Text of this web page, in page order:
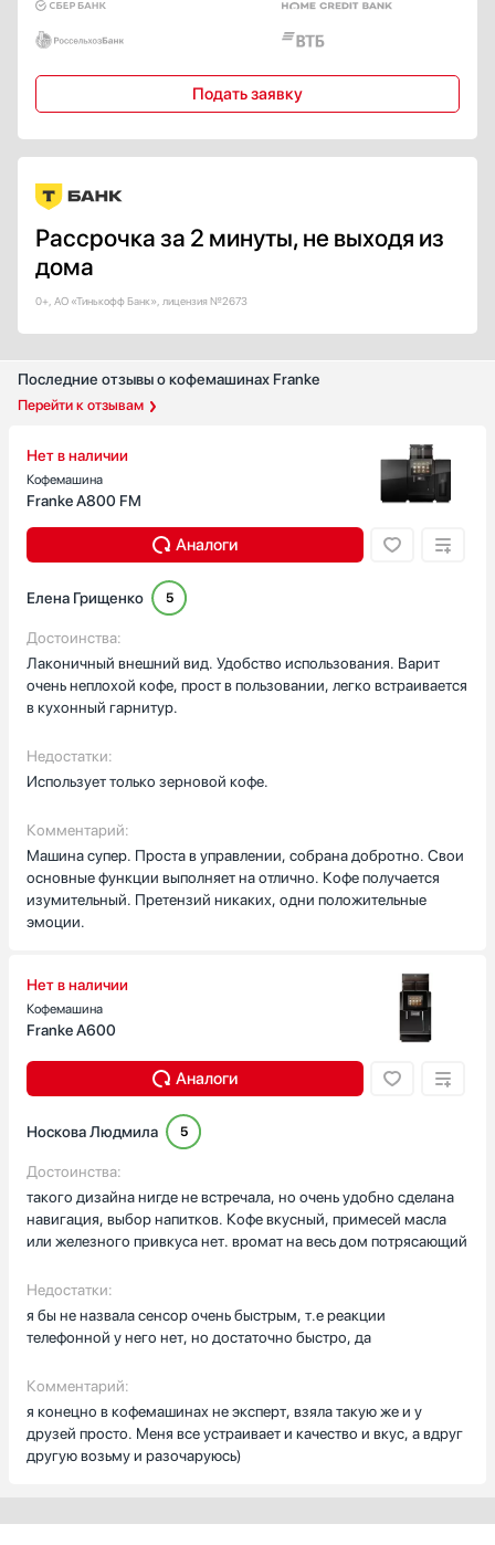
Классика
Показать все
Евросоюз
Италия
Китай
Показать все
Гарантия, мес
Подать заявку
Рассрочка за 2 минуты, не выходя из
дома
0+, АО «Тинькофф Банк», лицензия №2673
Последние отзывы о кофемашинах Franke
Перейти к отзывам
Нет в наличии
Кофемашина
Franke A800 FM
Аналоги
Елена Грищенко 5
Достоинства:
Лаконичный внешний вид. Удобство использования. Варит
очень неплохой кофе, прост в пользовании, легко встраивается
в кухонный гарнитур.
Недостатки:
Использует только зерновой кофе.
Комментарий:
Машина супер. Проста в управлении, собрана добротно. Свои
основные функции выполняет на отлично. Кофе получается
изумительный. Претензий никаких, одни положительные
эмоции.
Нет в наличии
Кофемашина
Franke A600
Аналоги
Носкова Людмила 5
Достоинства:
такого дизайна нигде не встречала, но очень удобно сделана
навигация, выбор напитков. Кофе вкусный, примесей масла
или железного привкуса нет. вромат на весь дом потрясающий
Недостатки:
я бы не назвала сенсор очень быстрым, т.е реакции
телефонной у него нет, но достаточно быстро, да
Комментарий:
я конецно в кофемашинах не эксперт, взяла такую же и у
друзей просто. Меня все устраивает и качество и вкус, а вдруг
другую возьму и разочаруюсь)